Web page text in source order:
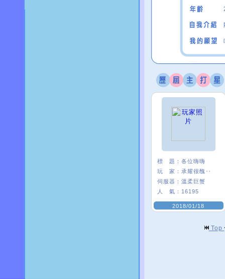
標 題： 各位嗨嗨
玩 家： 承耀很醜‥
伺服器： 溫柔巨蟹
人 氣： 16195
2018/01/18
Top